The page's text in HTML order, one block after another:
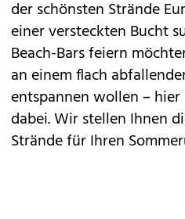
der schönsten Strände
einer versteckten Bucht
Beach-Bars feiern
an einem flach
entspannen wollen –
dabei. Wir stellen Ihnen
Strändefür Ihren